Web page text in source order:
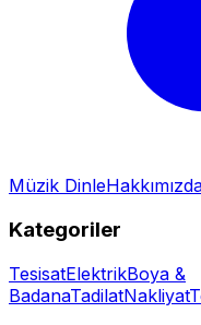
Müzik Dinle
Kategoriler
TesisatElektrikBoya &
BadanaTadilatNakliyat